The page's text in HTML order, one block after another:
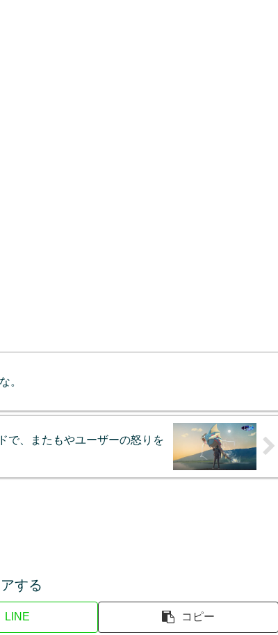
。
で、またもやユーザーの怒りを
する
LINE コピー